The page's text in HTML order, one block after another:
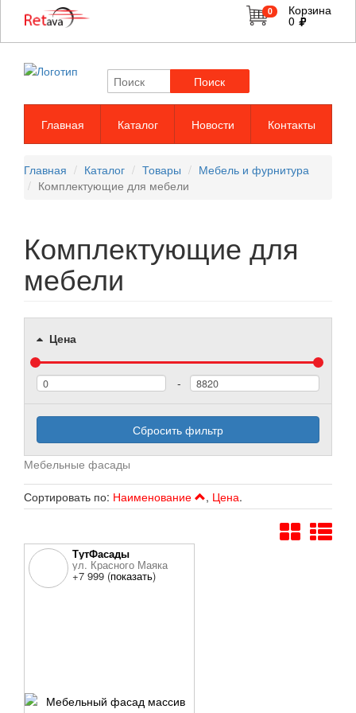
Поиск
Главная Каталог Новости Контакты
Главная Каталог Товары
Мебель и фурнитура
Комплектующие для мебели
Комплектующие для
мебели
Цена
-
Сбросить фильтр
Мебельные фасады
Сортировать по: Наименование , Цена.
ТутФасады
ул. Красного Маяка
+7 999 (показать)
0 Корзина
0